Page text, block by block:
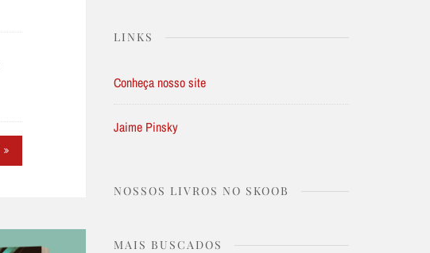
LINKS
Conheça nosso site
Jaime Pinsky
NOSSOS LIVROS NO SKOOB
MAIS BUSCADOS